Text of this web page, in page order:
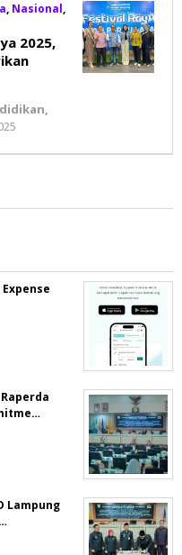
, Nasional,
2025,
,
Lampung